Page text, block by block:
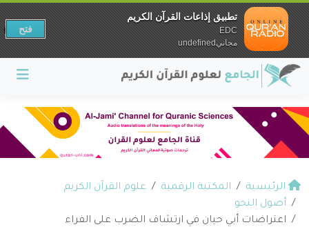
الرئيسية المكتبة الرقمية
علوم القرآن الكريم
أصول النحو
اعتراضات أبي حيان في ارتشاف الضرب على الفراء
تطبيق إذاعات القرآن الكريم
EDC
مجانيundefined
فتح